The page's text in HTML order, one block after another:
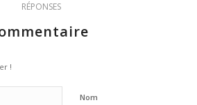
RÉPONSES
!
Nom